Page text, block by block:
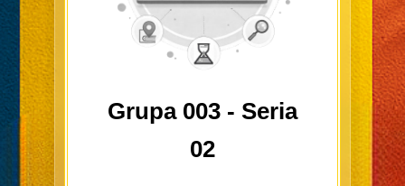
Grupa 003 - Seria
02